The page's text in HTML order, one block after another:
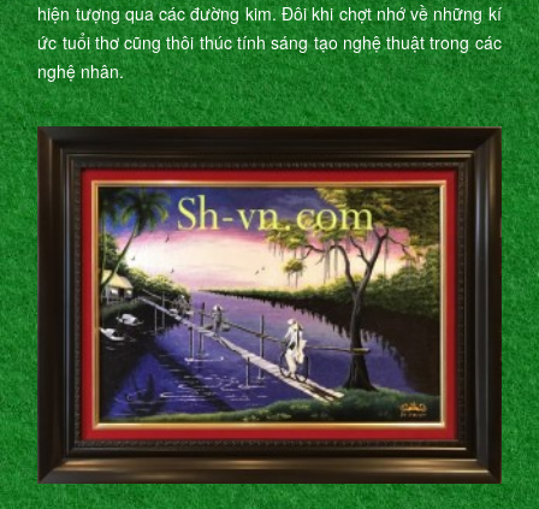
hiện tượng qua các đường kim. Đôi khi chợt nhớ về những kí
ức tuổi thơ cũng thôi thúc tính sáng tạo nghệ thuật trong các
nghệ nhân.